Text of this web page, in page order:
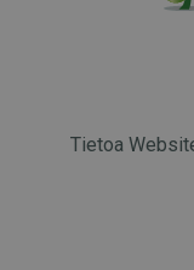
Tietoa